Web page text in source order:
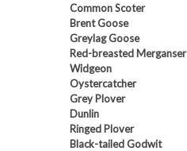
Common Scoter
Brent Goose
Greylag Goose
Red-breasted Merganser
Widgeon
Oystercatcher
Grey Plover
Dunlin
Ringed Plover
Black-tailed Godwit